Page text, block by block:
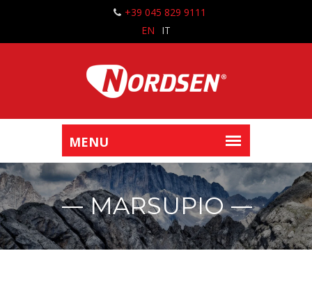
+39 045 829 9111
EN
IT
MARSUPIO